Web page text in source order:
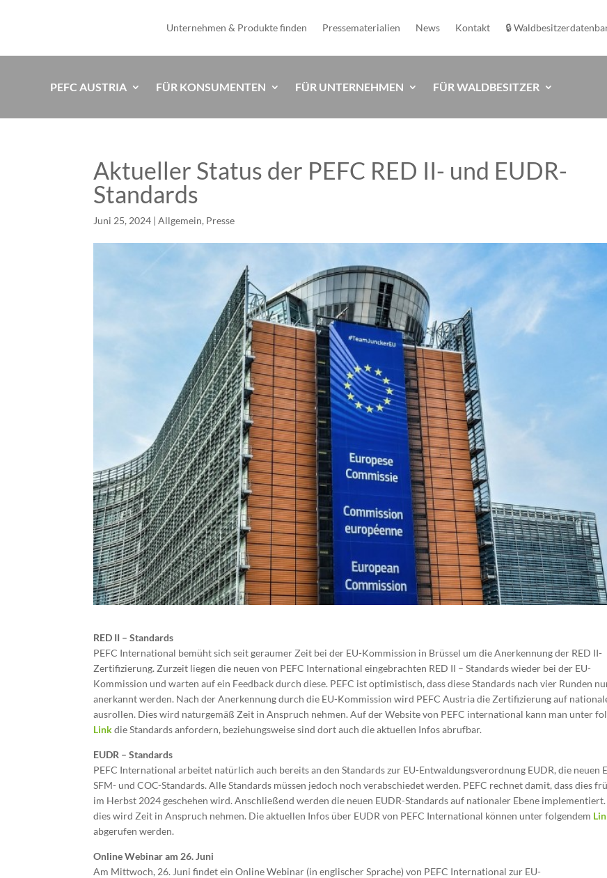
Unternehmen & Produkte finden Pressematerialien News Kontakt 🔒
PEFC AUSTRIA FÜR KONSUMENTEN FÜR UNTERNEHMEN FÜR WALDBESITZER
Aktueller Status der PEFC RED II- und EUDR-
Standards
Juni 25, 2024 |Allgemein, Presse
RED II – Standards
PEFC International bemüht sich seit geraumer Zeit bei der EU-Kommission in Brüssel um die Anerkennung der RED II-
Zertifizierung. Zurzeit liegen die neuen von PEFC International eingebrachten RED II – Standards wieder bei der EU-
Kommission und warten auf ein Feedback durch diese. PEFC ist optimistisch, dass diese Standards nach vier Runden
anerkannt werden. Nach der Anerkennung durch die EU-Kommission wird PEFC Austria die Zertifizierung auf
ausrollen. Dies wird naturgemäß Zeit in Anspruch nehmen. Auf der Website von PEFC international kann man unter
Linkdie Standards anfordern, beziehungsweise sind dort auch die aktuellen Infos abrufbar.
EUDR – Standards
PEFC International arbeitet natürlich auch bereits an den Standards zur EU-Entwaldungsverordnung EUDR, die neuen
SFM- und COC-Standards. Alle Standards müssen jedoch noch verabschiedet werden. PEFC rechnet damit, dass dies
im Herbst 2024 geschehen wird. Anschließend werden die neuen EUDR-Standards auf nationaler Ebene
dies wird Zeit in Anspruch nehmen. Die aktuellen Infos über EUDR von PEFC International können unter folgendem
abgerufen werden.
Online Webinar am 26. Juni
Am Mittwoch, 26. Juni findet ein Online Webinar (in englischer Sprache) von PEFC International zur EU-